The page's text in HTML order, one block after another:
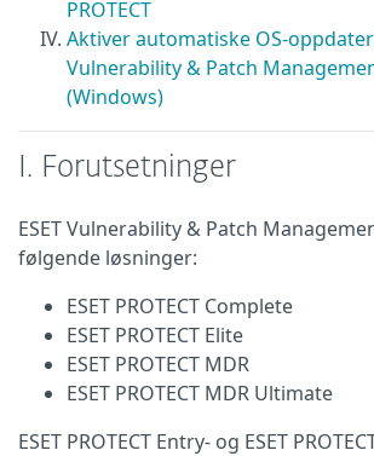
PROTECT
Aktiver automatiske OS-
Vulnerability & Patch
(Windows)
I. Forutsetninger
ESET Vulnerability & Patch
følgende løsninger:
ESET PROTECT Complete
ESET PROTECT Elite
ESET PROTECT MDR
ESET PROTECT MDR Ultimate
ESET PROTECT Entry- og ESET